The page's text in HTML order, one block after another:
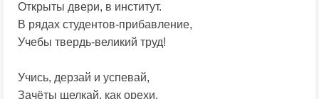
Открыты двери, в институт.
В рядах студентов-прибавление,
Учебы твердь-великий труд!
Учись, дерзай и успевай,
Зачёты щелкай, как орехи,